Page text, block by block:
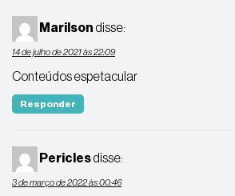
Marilson disse:
14 de julho de 2021 às 22:09
Conteúdos espetacular
Responder
Periclesdisse:
3 de março de 2022 às 00:46